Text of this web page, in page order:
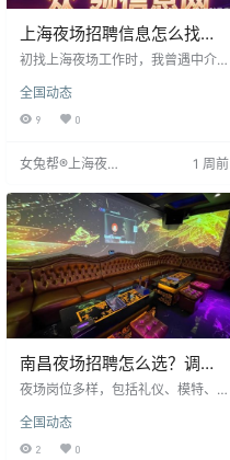
上海夜场招聘信息怎么找？
真实经历和避坑建议分享
初找上海夜场工作时，我曾遇中介
找到靠谱工作。关键在于不交任何
费用，选择信誉好的渠道，并关注
全国动态
9 0
女兔帮®上海夜场
1 周前
南昌夜场招聘怎么选？调酒
师、模特这些岗位要注意什
夜场岗位多样，包括礼仪、模特、
等。求职者需明确自身定位和能
力，如调酒师需懂基础调酒，模特
全国动态
2 0